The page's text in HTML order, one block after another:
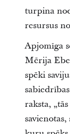
turpina
resursus
Apjomīga
Mērija
spēki
raksta,